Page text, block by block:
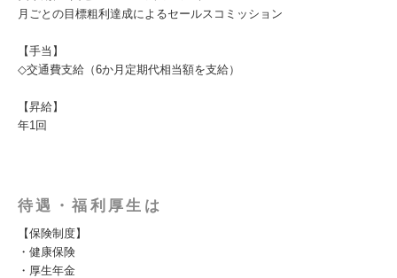
月ごとの目標粗利達成によるセールスコミッション
【手当】
◇交通費支給（6か月定期代相当額を支給）
【昇給】
年1回
待遇・福利厚生は
【保険制度】
・健康保険
・厚生年金